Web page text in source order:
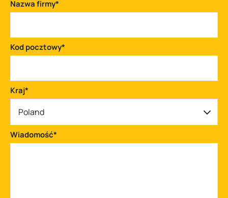
Nazwa firmy*
Kod pocztowy*
Kraj*
Poland
Wiadomość*